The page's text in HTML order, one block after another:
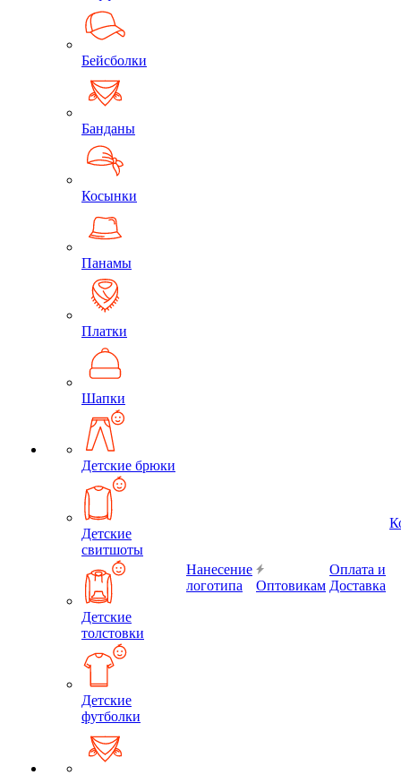
Бейсболки
Банданы
Косынки
Панамы
Платки
Шапки
Детские брюки
Детские
свитшоты
Детские
толстовки
Детские
футболки
Нанесение
логотипа
Оптовикам
Оплата и
Доставка